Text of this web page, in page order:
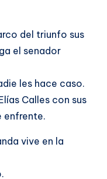
del triunfo sus
el senador
les hace caso.
Calles con sus
enfrente.
vive en la